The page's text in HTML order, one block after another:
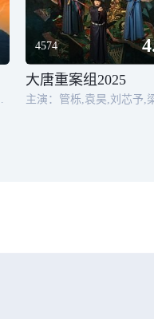
4574
大唐重案组2025